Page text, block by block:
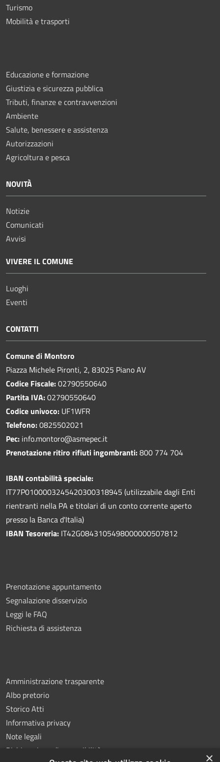
Turismo
Mobilità e trasporti
Educazione e formazione
Giustizia e sicurezza pubblica
Tributi, finanze e contravvenzioni
Ambiente
Salute, benessere e assistenza
Autorizzazioni
Agricoltura e pesca
NOVITÀ
Notizie
Comunicati
Avvisi
VIVERE IL COMUNE
Luoghi
Eventi
CONTATTI
Comune di Montoro
Piazza Michele Pironti, 2, 83025 Piano AV
Codice Fiscale:02790550640
Partita IVA:02790550640
Codice univoco: UF1WFR
Telefono:0825502021
Pec: info.montoro@asmepec.it
Prenotazione ritiro rifiuti ingombranti:800 774 704
IBAN contabilità speciale:
IT77P0100003245420300318945 (utilizzabile dagli Enti
rientranti nella PA e titolari di un conto corrente aperto
presso la Banca d'Italia)
IBAN Tesoreria: IT42G0843105498000000507812
Prenotazione appuntamento
Segnalazione disservizio
Leggi le FAQ
Richiesta di assistenza
Amministrazione trasparente
Albo pretorio
Storico Atti
Informativa privacy
Note legali
Dichiarazione di accessibilità
×